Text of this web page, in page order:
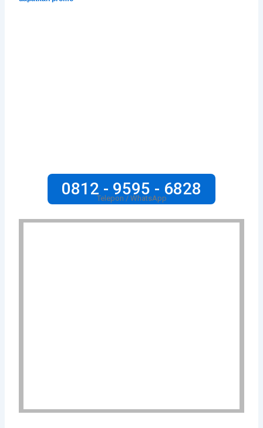
0812 - 9595 - 6828
Telepon / WhatsApp